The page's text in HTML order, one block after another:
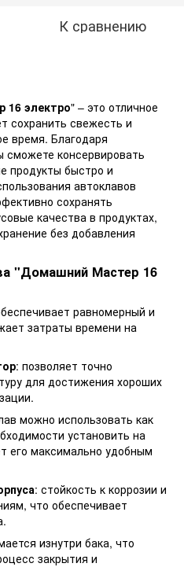
К сравнению
16 электро" – это отличное
сохранить свежесть и
время. Благодаря
сможете консервировать
продукты быстро и
автоклавов
сохранять
качества в продуктах,
без добавления
"Домашний Мастер 16
равномерный и
затраты времени на
: позволяет точно
для достижения хороших
можно использовать как
установить на
его максимально удобным
: стойкость к коррозии и
что обеспечивает
изнутри бака, что
закрытия и